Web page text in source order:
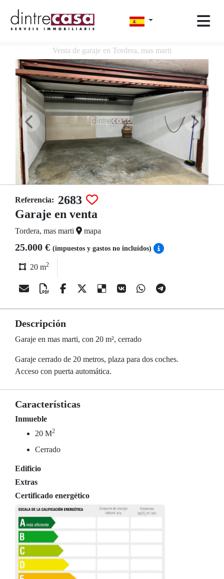
Venta de garaje en Tordera, mas marti
Referencia: 2683
Garaje en venta
Tordera, mas marti mapa
25.000 € (impuestos y gastos no incluídos)
20 m2
Descripción
Garaje en mas marti, con 20 m², cerrado
Garaje cerrado de 20 metros, plaza para dos coches.
Acceso con puerta automática.
Características
Inmueble
20 M2
Cerrado
Edificio
Extras
Certificado energético